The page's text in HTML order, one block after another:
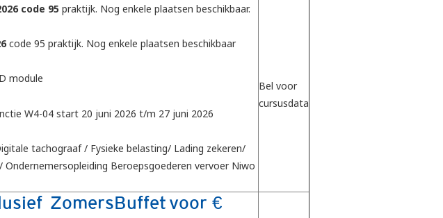
code 95 praktijk. Nog enkele plaatsen beschikbaar.
code 95 praktijk. Nog enkele plaatsen beschikbaar
module
W4-04 start 20 juni 2026 t/m 27 juni 2026
tachograaf / Fysieke belasting/ Lading zekeren/
Ondernemersopleiding Beroepsgoederen vervoer Niwo
Bel voor
cursusdata
ZomersBuffet voor €